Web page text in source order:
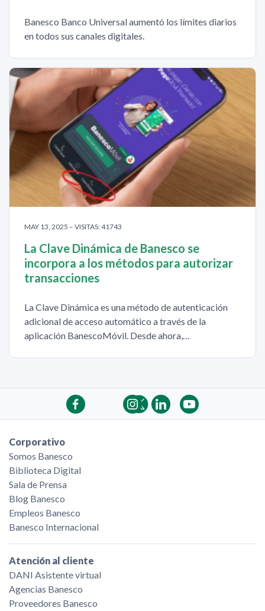
Banesco Banco Universal aumentó los límites diarios
en todos sus canales digitales.
MAY 13, 2025 – VISITAS: 41743
La Clave Dinámica de Banesco se
incorpora a los métodos para autorizar
transacciones
La Clave Dinámica es una método de autenticación
adicional de acceso automático a través de la
aplicación BanescoMóvil. Desde ahora,…
Corporativo
Somos Banesco
Biblioteca Digital
Sala de Prensa
Blog Banesco
Empleos Banesco
Banesco Internacional
Atención al cliente
DANI Asistente virtual
Agencias Banesco
Proveedores Banesco